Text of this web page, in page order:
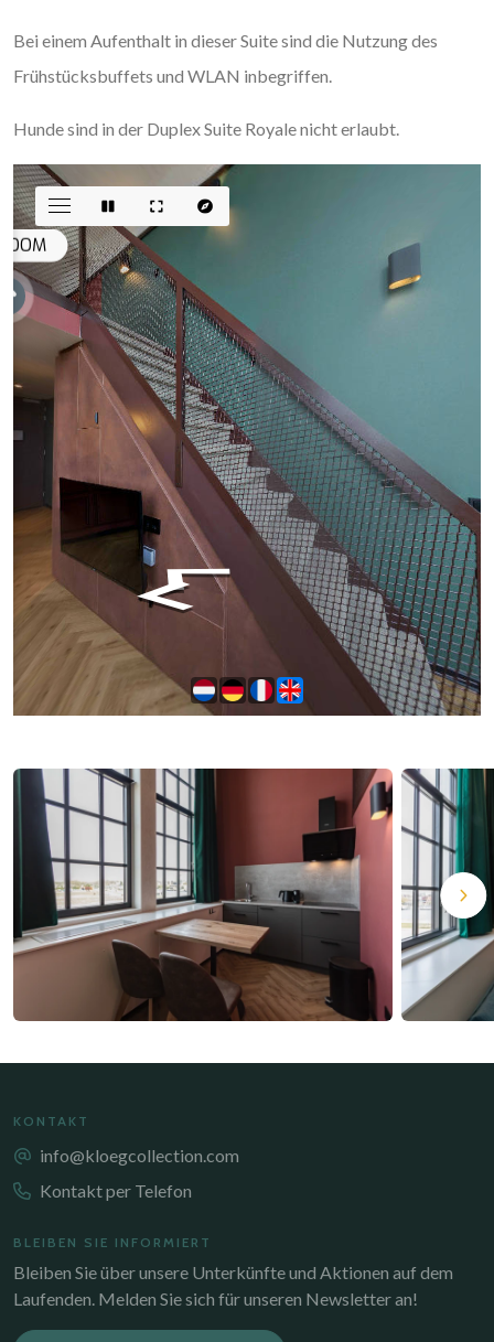
Bei einem Aufenthalt in dieser Suite sind die Nutzung des
Frühstücksbuffets und WLAN inbegriffen.
Hunde sind in der Duplex Suite Royale nicht erlaubt.
KONTAKT
info@kloegcollection.com
Kontakt per Telefon
BLEIBEN SIE INFORMIERT
Bleiben Sie über unsere Unterkünfte und Aktionen auf dem
Laufenden. Melden Sie sich für unseren Newsletter an!